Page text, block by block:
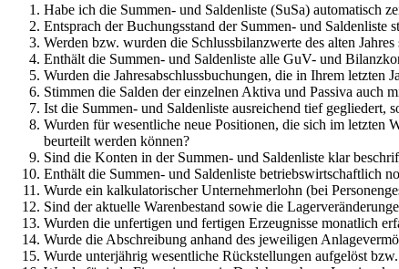
Habe ich die Summen- und Saldenliste (SuSa) automatisch
Entsprach der Buchungsstand der Summen- und
Werden bzw. wurden die Schlussbilanzwerte des alten
Enthält die Summen- und Saldenliste alle GuV- und
Wurden die Jahresabschlussbuchungen, die in Ihrem letzten
Stimmen die Salden der einzelnen Aktiva und Passiva auch
Ist die Summen- und Saldenliste ausreichend tief gegliedert,
Wurden für wesentliche neue Positionen, die sich im letzten
beurteilt werden können?
Sind die Konten in der Summen- und Saldenliste klar
Enthält die Summen- und Saldenliste betriebswirtschaftlich
Wurde ein kalkulatorischer Unternehmerlohn (bei
Sind der aktuelle Warenbestand sowie die
Wurden die unfertigen und fertigen Erzeugnisse monatlich
Wurde die Abschreibung anhand des jeweiligen
Wurde unterjährig wesentliche Rückstellungen aufgelöst